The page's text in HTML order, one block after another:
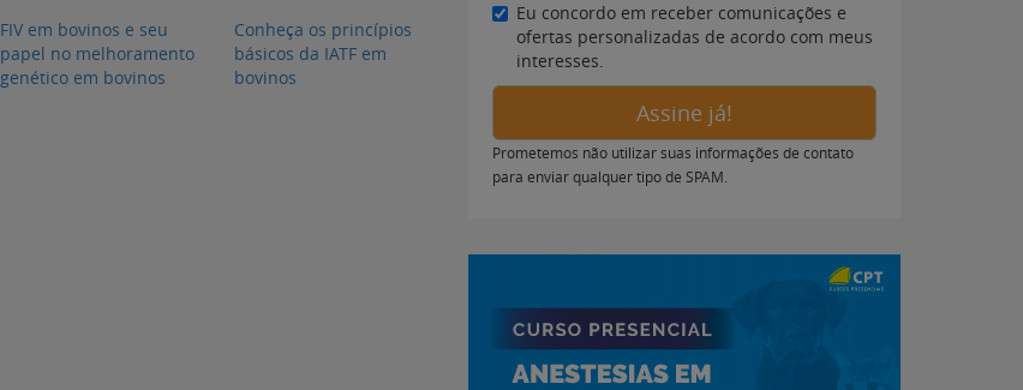
FIV em bovinos e seu
papel no melhoramento
genético em bovinos
Conheça os princípios
básicos da IATF em
bovinos
Eu concordo em receber comunicações e
ofertas personalizadas de acordo com meus
interesses.
Assine já!
Prometemos não utilizar suas informações de contato
para enviar qualquer tipo de SPAM.